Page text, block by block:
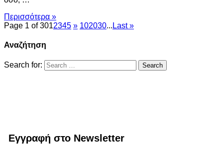
Περισσότερα »
Page 1 of 3012345 » 102030... Last »
Αναζήτηση
Search for:
Εγγραφή στο Newsletter